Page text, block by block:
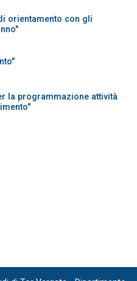
orientamento con gli
la programmazione attività